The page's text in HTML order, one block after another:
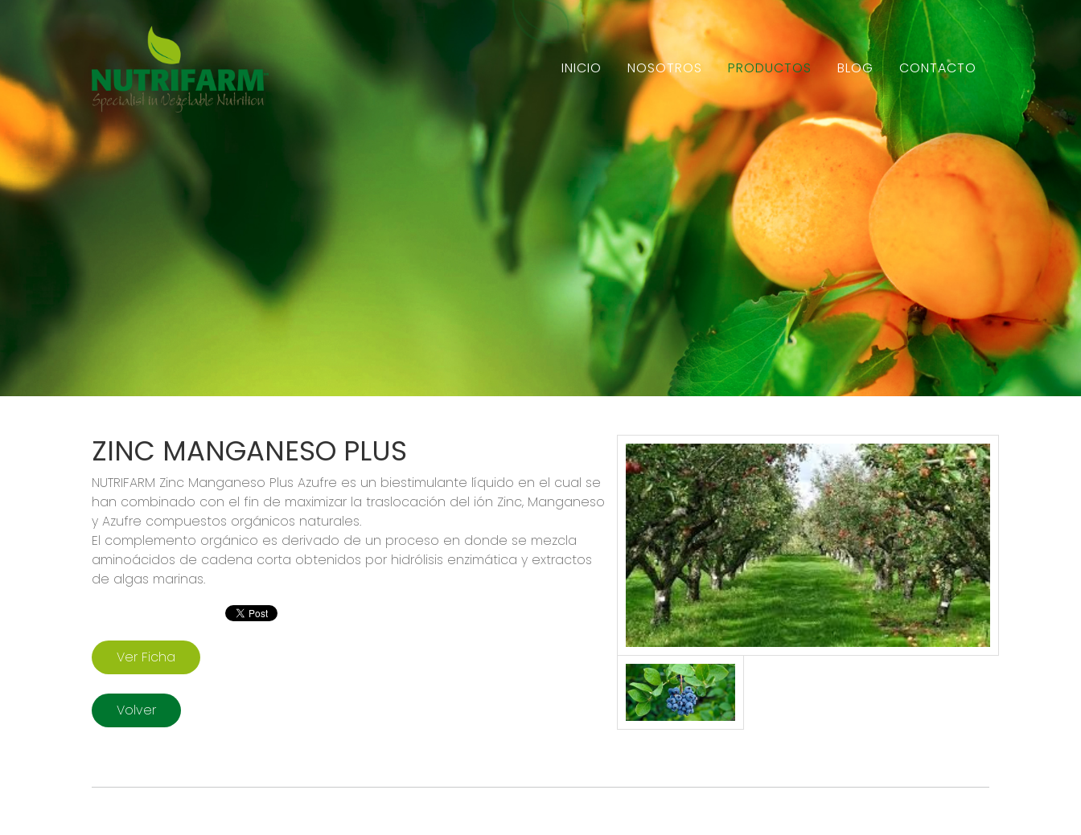
INICIO NOSOTROS PRODUCTOS BLOG CONTACTO
ZINC MANGANESO PLUS
NUTRIFARM Zinc Manganeso Plus Azufre es un biestimulante líquido en el cual se
han combinado con el fin de maximizar la traslocación del ión Zinc, Manganeso
y Azufre compuestos orgánicos naturales.
El complemento orgánico es derivado de un proceso en donde se mezcla
aminoácidos de cadena corta obtenidos por hidrólisis enzimática y extractos
de algas marinas.
Ver Ficha
Volver